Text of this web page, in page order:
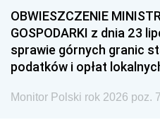
OBWIESZCZENIE
GOSPODARKI z dnia 23
sprawie górnych granic
podatków i opłat
Monitor Polski rok 2026 poz.